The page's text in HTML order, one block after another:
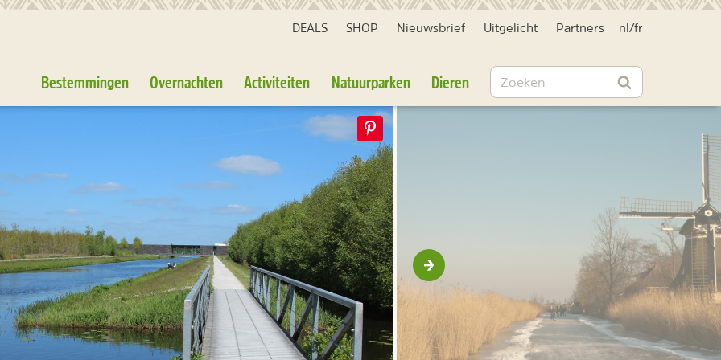
DEALS SHOP Nieuwsbrief Uitgelicht Partners nl /fr
Bestemmingen Overnachten Activiteiten Natuurparken Dieren Zoeken
Zoeken
Volgende